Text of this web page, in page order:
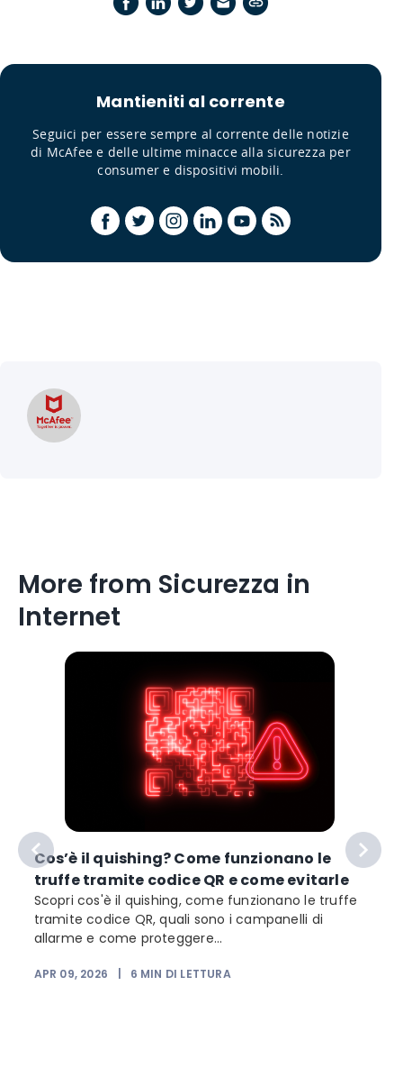
Mantieniti al corrente
Seguici per essere sempre al corrente delle notizie
di McAfee e delle ultime minacce alla sicurezza per
consumer e dispositivi mobili.
More from Sicurezza in
Internet
Cos’è il quishing? Come funzionano le
truffe tramite codice QR e come evitarle
Scopri cos'è il quishing, come funzionano le truffe
tramite codice QR, quali sono i campanelli di
allarme e come proteggere...
APR 09, 2026 6 MIN DI LETTURA